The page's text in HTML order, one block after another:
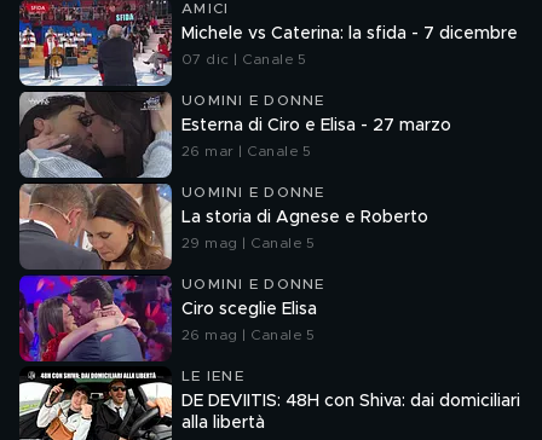
AMICI
Michele vs Caterina: la sfida - 7 dicembre
07 dic | Canale 5
UOMINI E DONNE
Esterna di Ciro e Elisa - 27 marzo
26 mar | Canale 5
UOMINI E DONNE
La storia di Agnese e Roberto
29 mag | Canale 5
UOMINI E DONNE
Ciro sceglie Elisa
26 mag | Canale 5
LE IENE
DE DEVIITIS: 48H con Shiva: dai domiciliari
alla libertà